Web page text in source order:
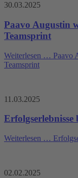
30.03.2025
Paavo Augustin
Teamsprint
Weiterlesen … Paavo
Teamsprint
11.03.2025
Erfolgserlebnisse
Weiterlesen …
02.02.2025